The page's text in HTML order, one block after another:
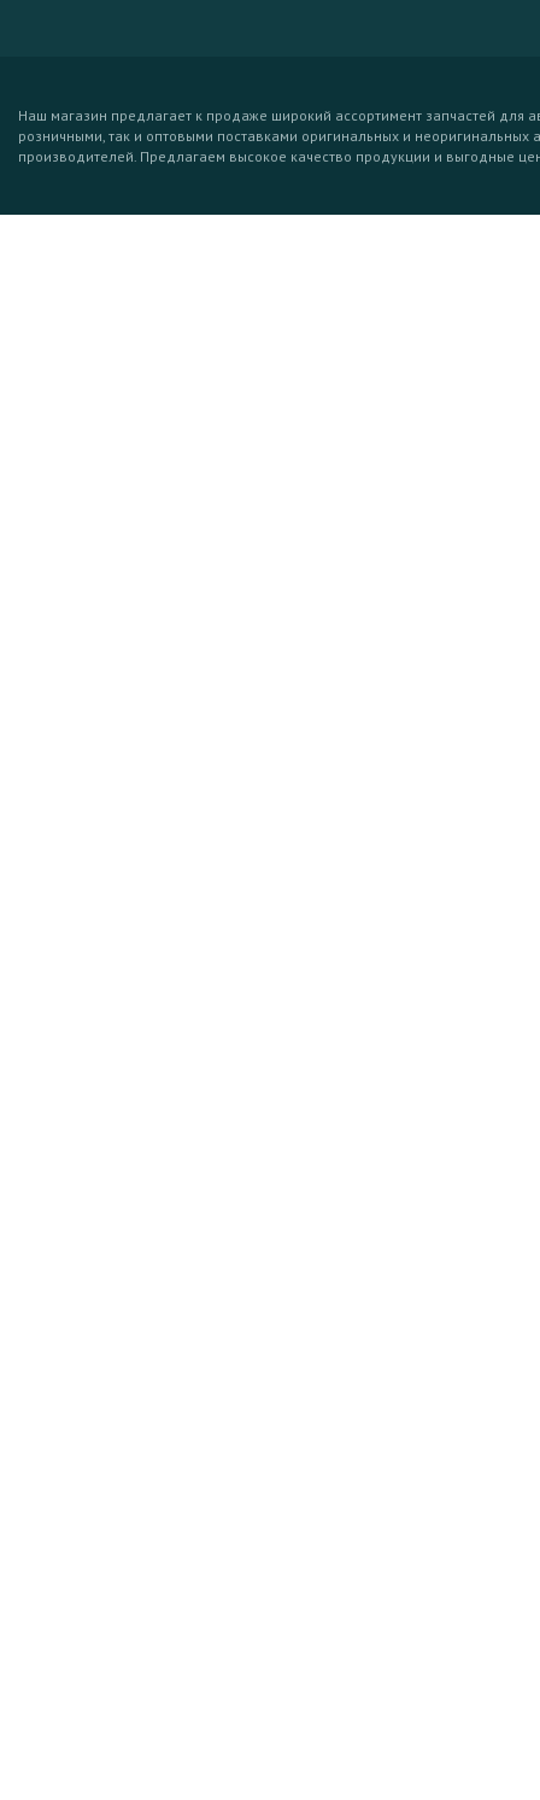
Наш магазин предлагает к продаже широкий ассортимент запчастей для
розничными, так и оптовыми поставками оригинальных и неоригинальных
производителей. Предлагаем высокое качество продукции и выгодные